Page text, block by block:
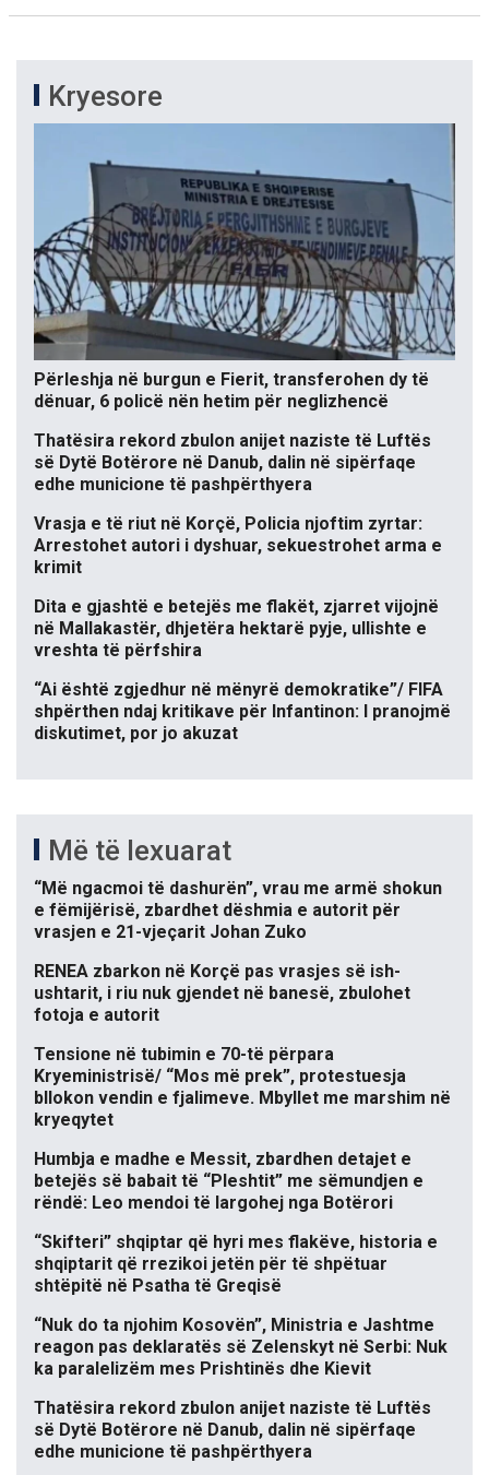
Kryesore
Përleshja në burgun e Fierit, transferohen dy të
dënuar, 6 policë nën hetim për neglizhencë
Thatësira rekord zbulon anijet naziste të Luftës
së Dytë Botërore në Danub, dalin në sipërfaqe
edhe municione të pashpërthyera
Vrasja e të riut në Korçë, Policia njoftim zyrtar:
Arrestohet autori i dyshuar, sekuestrohet arma e
krimit
Dita e gjashtë e betejës me flakët, zjarret vijojnë
në Mallakastër, dhjetëra hektarë pyje, ullishte e
vreshta të përfshira
“Ai është zgjedhur në mënyrë demokratike”/ FIFA
shpërthen ndaj kritikave për Infantinon: I pranojmë
diskutimet, por jo akuzat
Më të lexuarat
“Më ngacmoi të dashurën”, vrau me armë shokun
e fëmijërisë, zbardhet dëshmia e autorit për
vrasjen e 21-vjeçarit Johan Zuko
RENEA zbarkon në Korçë pas vrasjes së ish-
ushtarit, i riu nuk gjendet në banesë, zbulohet
fotoja e autorit
Tensione në tubimin e 70-të përpara
Kryeministrisë/ “Mos më prek”, protestuesja
bllokon vendin e fjalimeve. Mbyllet me marshim në
kryeqytet
Humbja e madhe e Messit, zbardhen detajet e
betejës së babait të “Pleshtit” me sëmundjen e
rëndë: Leo mendoi të largohej nga Botërori
“Skifteri” shqiptar që hyri mes flakëve, historia e
shqiptarit që rrezikoi jetën për të shpëtuar
shtëpitë në Psatha të Greqisë
“Nuk do ta njohim Kosovën”, Ministria e Jashtme
reagon pas deklaratës së Zelenskyt në Serbi: Nuk
ka paralelizëm mes Prishtinës dhe Kievit
Thatësira rekord zbulon anijet naziste të Luftës
së Dytë Botërore në Danub, dalin në sipërfaqe
edhe municione të pashpërthyera